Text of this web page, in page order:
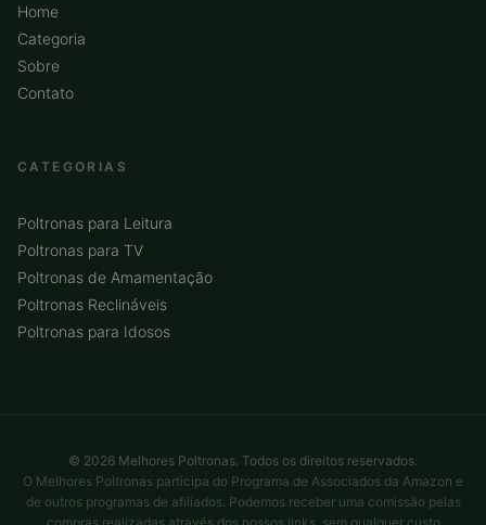
Home
Categoria
Sobre
Contato
CATEGORIAS
Poltronas para Leitura
Poltronas para TV
Poltronas de Amamentação
Poltronas Reclináveis
Poltronas para Idosos
© 2026 Melhores Poltronas. Todos os direitos reservados.
O Melhores Poltronas participa do Programa de Associados da Amazon e
de outros programas de afiliados. Podemos receber uma comissão pelas